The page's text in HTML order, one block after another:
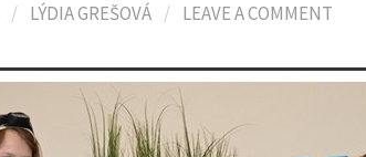
/ LÝDIA GREŠOVÁ / LEAVE A COMMENT